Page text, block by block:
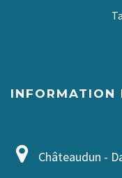
INFORMATION
Châteaudun -